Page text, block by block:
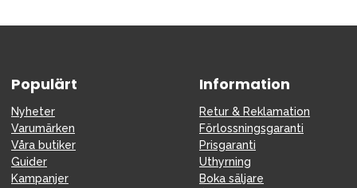
Populärt
Nyheter
Varumärken
Våra butiker
Guider
Kampanjer
Information
Retur & Reklamation
Förlossningsgaranti
Prisgaranti
Uthyrning
Boka säljare